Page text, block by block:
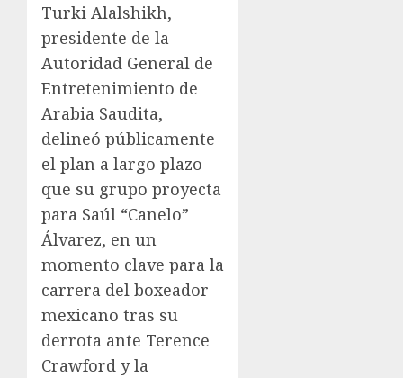
Turki Alalshikh,
presidente de la
Autoridad General de
Entretenimiento de
Arabia Saudita,
delineó públicamente
el plan a largo plazo
que su grupo proyecta
para Saúl “Canelo”
Álvarez, en un
momento clave para la
carrera del boxeador
mexicano tras su
derrota ante Terence
Crawford y la